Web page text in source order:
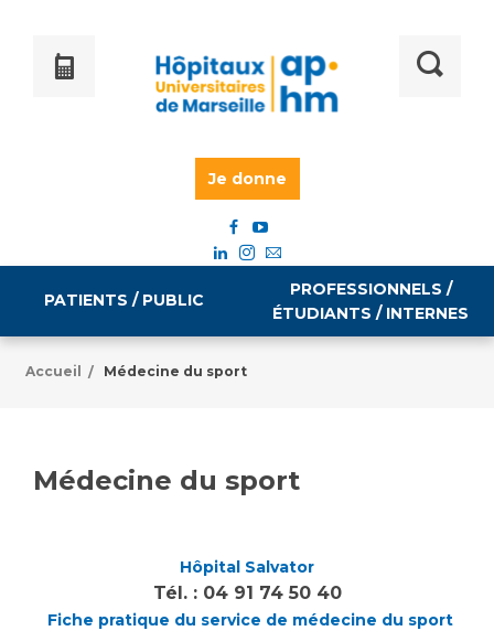
Je donne
PATIENTS / PUBLIC
Tarifs
Vous allez être hospitalisé(e)
Vous avez un examen d'imagerie ou de radiologie
à réaliser
PROFESSIONNELS /
ÉTUDIANTS / INTERNES
Emploi / formation
Emplois administratifs
Emplois médicaux
Accueil / Médecine du sport
Médecine du sport
Hôpital Salvator
Tél. : 04 91 74 50 40
Fiche pratique du service de médecine du sport